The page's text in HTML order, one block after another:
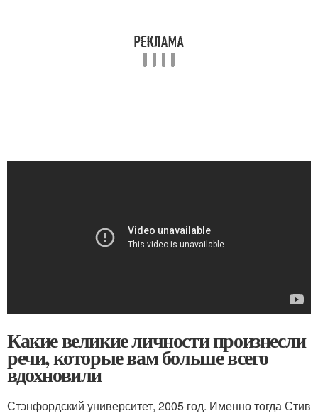
Какие великие личности произнесли
речи, которые вам больше всего
вдохновили
Стэнфордский университет, 2005 год. Именно тогда Стив